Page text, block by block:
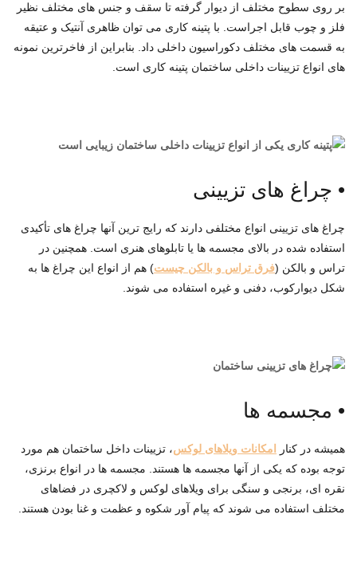
بر روی سطوح مختلف از دیوار گرفته تا سقف و جنس های مختلف نظیر
فلز و چوب قابل اجراست. با پتینه کاری می توان ظاهری آنتیک و عتیقه
به قسمت های مختلف دکوراسیون داخلی داد. بنابراین از فاخرترین نمونه
های انواع تزیینات داخلی ساختمان پتینه کاری است.
• چراغ های تزیینی
چراغ های تزیینی انواع مختلفی دارند که رایج ترین آنها چراغ های تأکیدی
استفاده شده در بالای مجسمه ها یا تابلوهای هنری است. همچنین در
تراس و بالکن (فرق تراس و بالکن چیست) هم از انواع این چراغ ها به
شکل دیوارکوب، دفنی و غیره استفاده می شوند.
• مجسمه ها
همیشه در کنار امکانات ویلاهای لوکس، تزیینات داخل ساختمان هم مورد
توجه بوده که یکی از آنها مجسمه ها هستند. مجسمه ها در انواع برنزی،
نقره ای، برنجی و سنگی برای ویلاهای لوکس و لاکچری در فضاهای
مختلف استفاده می شوند که پیام آور شکوه و عظمت و غنا بودن هستند.